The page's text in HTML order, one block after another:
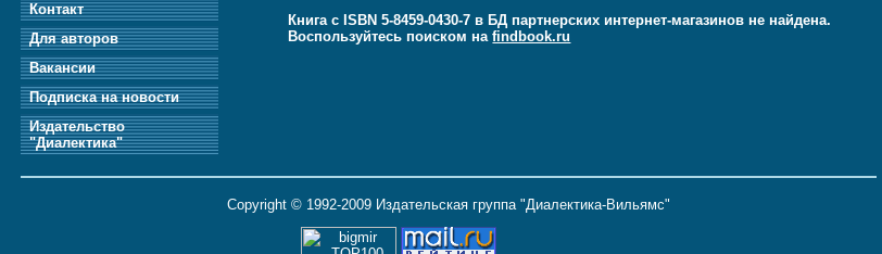
Контакт
Для авторов
Вакансии
Подписка на новости
Издательство
"Диалектика"
Книга с ISBN 5-8459-0430-7 в БД партнерских интернет-магазинов не найдена.
Воспользуйтесь поиском наfindbook.ru
Copyright © 1992-2009 Издательская группа "Диалектика-Вильямс"